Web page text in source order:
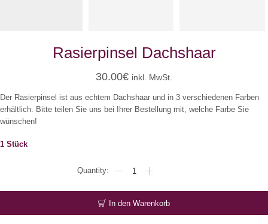
Rasierpinsel Dachshaar
30.00€ inkl. MwSt.
Der Rasierpinsel ist aus echtem Dachshaar und in 3 verschiedenen Farben
erhältlich. Bitte teilen Sie uns bei Ihrer Bestellung mit, welche Farbe Sie
wünschen!
1 Stück
Dachshaar
In den Warenkorb